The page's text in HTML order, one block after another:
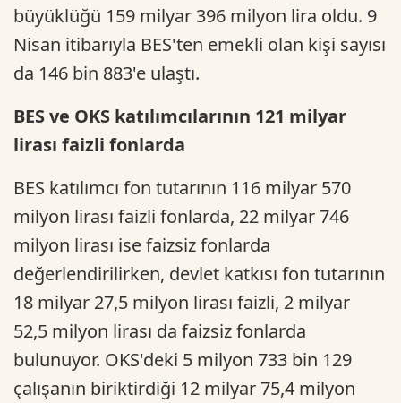
büyüklüğü 159 milyar 396 milyon lira oldu. 9
Nisan itibarıyla BES'ten emekli olan kişi sayısı
da 146 bin 883'e ulaştı.
BES ve OKS katılımcılarının 121 milyar
lirası faizli fonlarda
BES katılımcı fon tutarının 116 milyar 570
milyon lirası faizli fonlarda, 22 milyar 746
milyon lirası ise faizsiz fonlarda
değerlendirilirken, devlet katkısı fon tutarının
18 milyar 27,5 milyon lirası faizli, 2 milyar
52,5 milyon lirası da faizsiz fonlarda
bulunuyor. OKS'deki 5 milyon 733 bin 129
çalışanın biriktirdiği 12 milyar 75,4 milyon